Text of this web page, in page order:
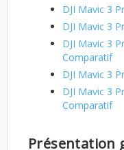
DJI Mavic 3
DJI Mavic 3
DJI Mavic 3
Comparatif
DJI Mavic 3
DJI Mavic 3
Comparatif
Présentation